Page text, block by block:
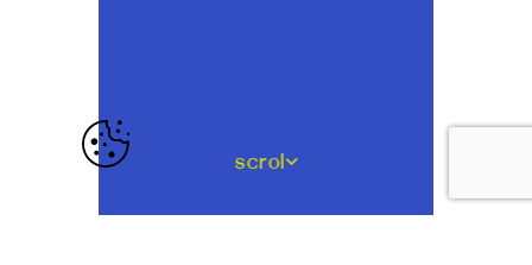
scrol